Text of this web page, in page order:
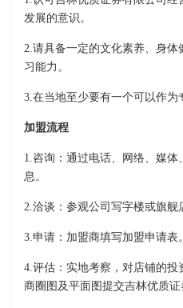
发展的意识。
2.请具备一定的文化素养、身
习能力。
3.在当地至少要有一个可以作为
加盟流程
1.咨询：通过电话、网络、媒
息。
2.洽谈：参观公司写字楼或旗舰
3.申请：加盟商填写加盟申请表。
4.评估：实地考察，对店铺的
商圈图及平面图提交吉林优质证